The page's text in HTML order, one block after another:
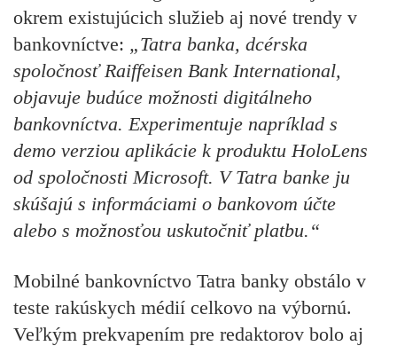
okrem existujúcich služieb aj nové trendy v
bankovníctve: „Tatra banka, dcérska
spoločnosť Raiffeisen Bank International,
objavuje budúce možnosti digitálneho
bankovníctva. Experimentuje napríklad s
demo verziou aplikácie k produktu HoloLens
od spoločnosti Microsoft. V Tatra banke ju
skúšajú s informáciami o bankovom účte
alebo s možnosťou uskutočniť platbu. “
Mobilné bankovníctvo Tatra banky obstálo v
teste rakúskych médií celkovo na výbornú.
Veľkým prekvapením pre redaktorov bolo aj